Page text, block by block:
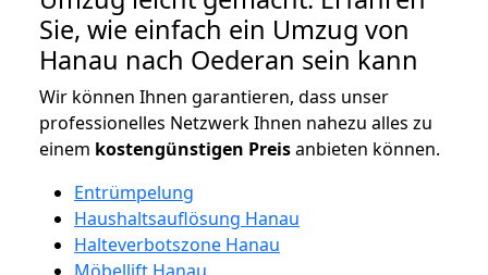
Sie, wie einfach ein Umzug von
Hanau nach Oederan sein kann
Wir können Ihnen garantieren, dass unser
professionelles Netzwerk Ihnen nahezu alles zu
einem kostengünstigen Preisanbieten können.
Entrümpelung
Haushaltsauflösung Hanau
Halteverbotszone Hanau
Möbellift Hanau